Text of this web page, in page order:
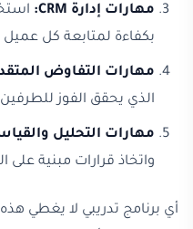
مهارات إدارة CRM:
بكفاءة لمتابعة كل عميل
مهارات التفاوض
الذي يحقق الفوز
مهارات التحليل
واتخاذ قرارات مبنية على
أي برنامج تدريبي لا يغطي